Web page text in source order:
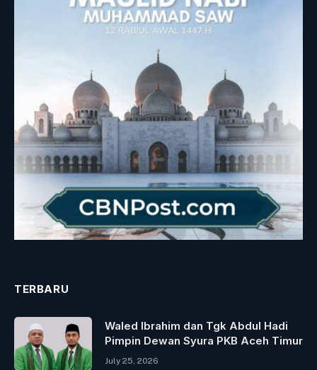
TERBARU
Waled Ibrahim dan Tgk Abdul Hadi
Pimpin Dewan Syura PKB Aceh Timur
July 25, 2026